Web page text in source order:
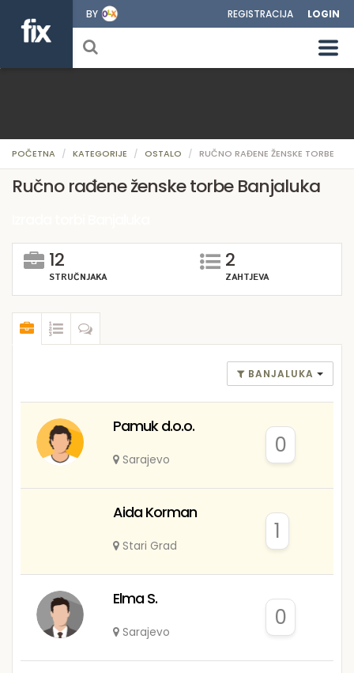
BY REGISTRACIJA LOGIN
POČETNA KATEGORIJE OSTALO RUČNO RAĐENE ŽENSKE TORBE
Ručno rađene ženske torbe Banjaluka
12
STRUČNJAKA
2
ZAHTJEVA
BANJALUKA
Pamuk d.o.o.
Sarajevo
0
Aida Korman
Stari Grad
1
Elma S.
Sarajevo
0